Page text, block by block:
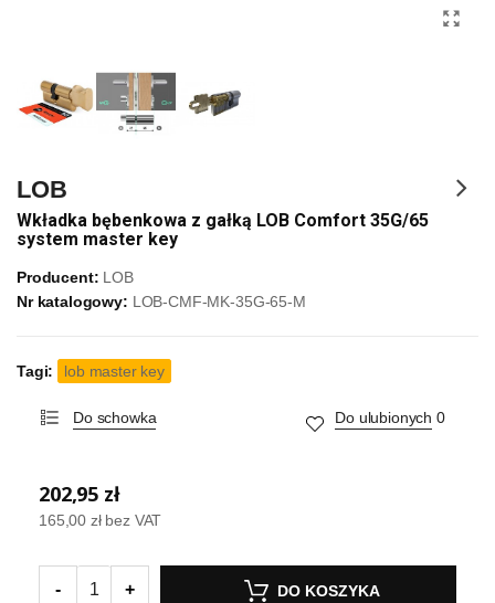
LOB
Wkładka bębenkowa z gałką LOB Comfort 35G/65
system master key
Producent: LOB
Nr katalogowy: LOB-CMF-MK-35G-65-M
Tagi: lob master key
Do schowka Do ulubionych 0
202,95 zł
165,00 zł bez VAT
- + DO KOSZYKA